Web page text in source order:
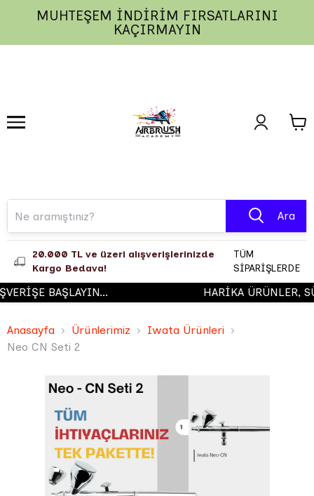
MUHTEŞEM İNDİRİM FIRSATLARINI
KAÇIRMAYIN
1 2 3
Ara
20.000 TL ve üzeri alışverişlerinizde
Kargo Bedava!
TÜM
SİPARİŞLERDE
BAŞLAYIN... HARİKA ÜRÜNLER,
Anasayfa Ürünlerimiz
Iwata Ürünleri
Neo CN Seti 2